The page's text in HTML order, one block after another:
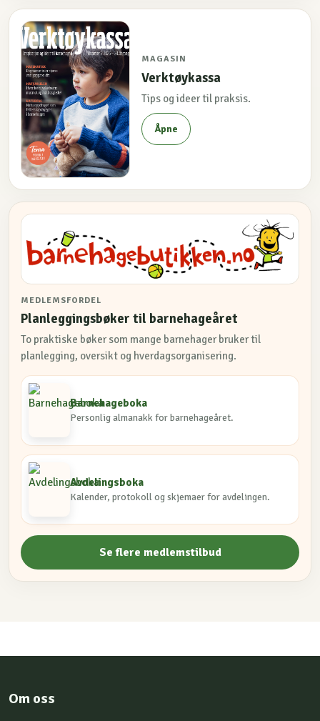
MAGASIN
Verktøykassa
Tips og ideer til praksis.
Åpne
MEDLEMSFORDEL
Planleggingsbøker til barnehageåret
To praktiske bøker som mange barnehager bruker til
planlegging, oversikt og hverdagsorganisering.
Barnehageboka
Personlig almanakk for barnehageåret.
Avdelingsboka
Kalender, protokoll og skjemaer for avdelingen.
Se flere medlemstilbud
Om oss